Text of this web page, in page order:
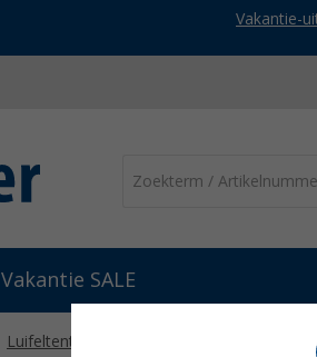
Vakantie-
Vakantie SALE
Luifeltenten & luifel wanden Berger